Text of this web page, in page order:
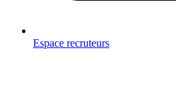
Espace recruteurs